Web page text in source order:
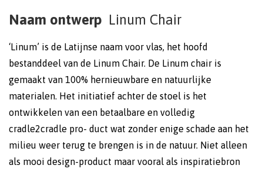
Naam ontwerp Linum Chair
‘Linum’ is de Latijnse naam voor vlas, het hoofd
bestanddeel van de Linum Chair. De Linum chair is
gemaakt van 100% hernieuwbare en natuurlijke
materialen. Het initiatief achter de stoel is het
ontwikkelen van een betaalbare en volledig
cradle2cradle pro- duct wat zonder enige schade aan het
milieu weer terug te brengen is in de natuur. Niet alleen
als mooi design-product maar vooral als inspiratiebron